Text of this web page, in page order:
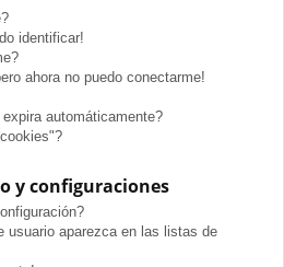
identificar!
ahora no puedo conectarme!
automáticamente?
y configuraciones
usuario aparezca en las listas de